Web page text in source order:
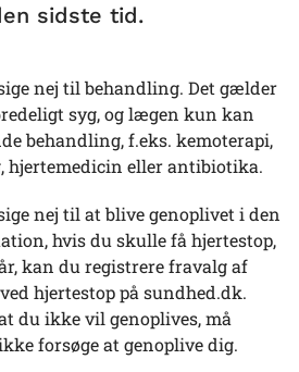
sidste tid.
nej til behandling. Det gælder
syg, og lægen kun kan
behandling, f.eks. kemoterapi,
hjertemedicin eller antibiotika.
nej til at blive genoplivet i den
hvis du skulle få hjertestop,
kan du registrere fravalg af
hjertestop på sundhed.dk.
du ikke vil genoplives, må
forsøge at genoplive dig.